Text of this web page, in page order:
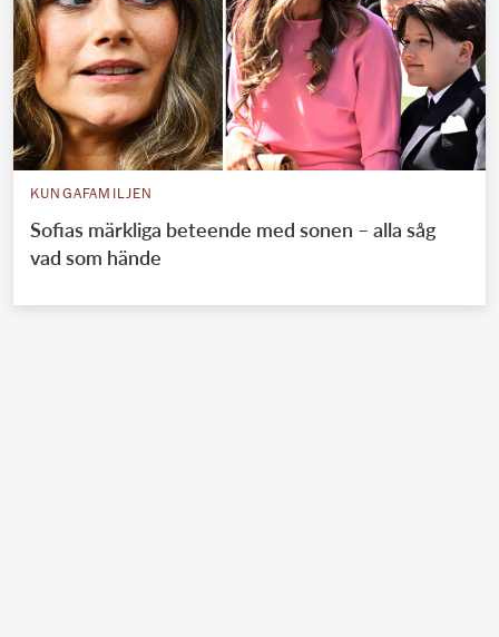
KUNGAFAMILJEN
Sofias märkliga beteende med sonen – alla såg
vad som hände